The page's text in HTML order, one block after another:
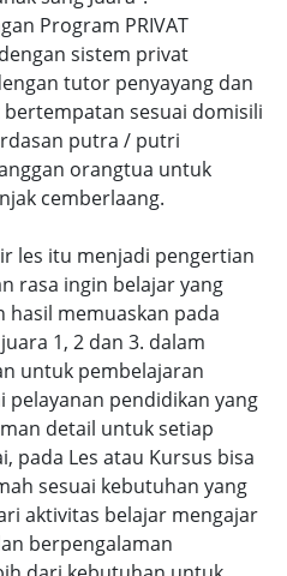
Program PRIVAT
sistem privat
tutor penyayang dan
sesuai domisili
putra / putri
orangtua untuk
cemberlaang.
les itu menjadi pengertian
rasa ingin belajar yang
memuaskan pada
1, 2 dan 3. dalam
untuk pembelajaran
pelayanan pendidikan yang
detail untuk setiap
pada Les atau Kursus bisa
sesuai kebutuhan yang
aktivitas belajar mengajar
berpengalaman